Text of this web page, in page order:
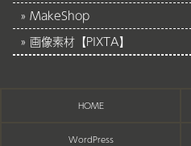
MakeShop
画像素材【PIXTA】
HOME
WordPress